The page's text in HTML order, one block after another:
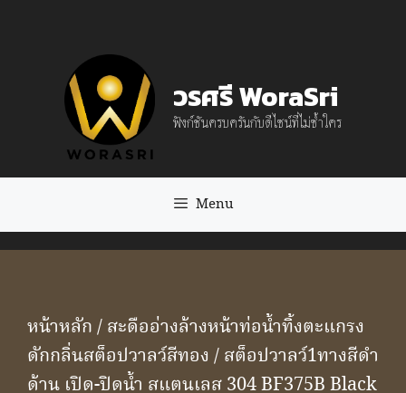
วรศรี WoraSri
ฟังก์ชันครบครันกับดีไซน์ที่ไม่ซ้ำใคร
Menu
หน้าหลัก/สะดืออ่างล้างหน้าท่อน้ำทิ้งตะแกรง
ดักกลิ่นสต็อปวาลว์สีทอง / สต็อปวาลว์1ทางสีดำ
ด้าน เปิด-ปิดน้ำ สแตนเลส 304 BF375B Black